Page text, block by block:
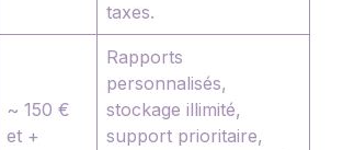
taxes.
~ 150 €
et +
Rapports
personnalisés,
stockage illimité,
support prioritaire,